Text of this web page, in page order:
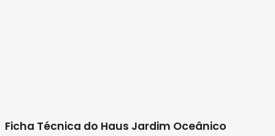
Ficha Técnica do Haus Jardim Oceânico